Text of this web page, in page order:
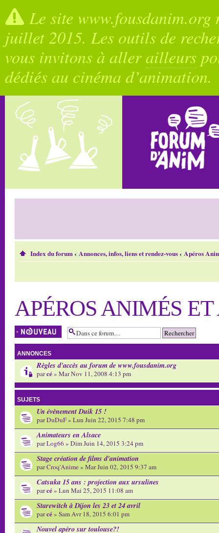
Le site
juillet 2015. Les outils de
vous invitons à allerailleurs
dédiés au cinéma d’animation.
Index du forum‹ Annonces, infos, liens et rendez-vous‹ Apéros
APÉROS ANIMÉS
Écrire un nouveau
sujet
ANNONCES
Règles d'accès au forum de www.fousdanim.org
parcé» Mar Nov 11, 2008 4:13 pm
SUJETS
Un évènement Duik 15 !
parDuDuF» Lun Juin 22, 2015 7:48 pm
Animateurs en Alsace
parLog66 » Dim Juin 14, 2015 3:24 pm
Stage création de films d'animation
parCroq'Anime» Mar Juin 02, 2015 9:37 am
Catsuka 15 ans : projection aux ursulines
parcé» Lun Mai 25, 2015 11:08 am
Starewitch à Dijon les 23 et 24 avril
parcé» Sam Avr 18, 2015 6:01 pm
Nouvel apéro sur toulouse?!